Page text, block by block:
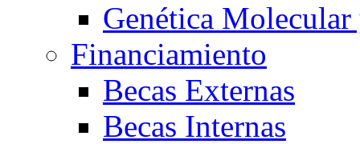
Genética
Financiamiento
Becas Externas
Becas Internas